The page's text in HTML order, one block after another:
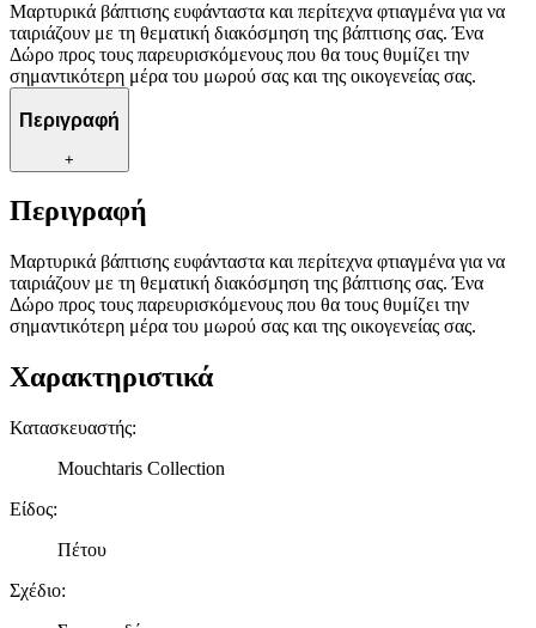
Μαρτυρικά βάπτισης ευφάνταστα και περίτεχνα φτιαγμένα για να
ταιριάζουν με τη θεματική διακόσμηση της βάπτισης σας. Ένα
Δώρο προς τους παρευρισκόμενους που θα τους θυμίζει την
σημαντικότερη μέρα του μωρού σας και της οικογενείας σας.
Περιγραφή
+
Περιγραφή
Μαρτυρικά βάπτισης ευφάνταστα και περίτεχνα φτιαγμένα για να
ταιριάζουν με τη θεματική διακόσμηση της βάπτισης σας. Ένα
Δώρο προς τους παρευρισκόμενους που θα τους θυμίζει την
σημαντικότερη μέρα του μωρού σας και της οικογενείας σας.
Χαρακτηριστικά
Κατασκευαστής:
Mouchtaris Collection
Είδος:
Πέτου
Σχέδιο: